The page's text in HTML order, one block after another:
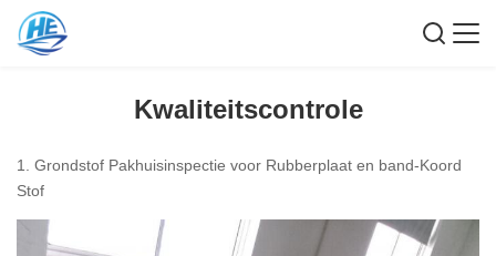
Kwaliteitscontrole
1. Grondstof Pakhuisinspectie voor Rubberplaat en band-Koord
Stof